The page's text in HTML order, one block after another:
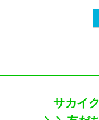
サカイ